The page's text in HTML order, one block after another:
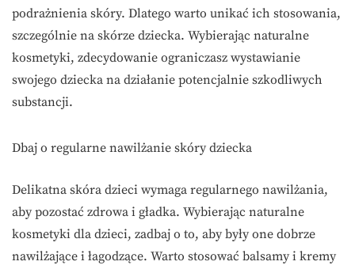
podrażnienia skóry. Dlatego warto unikać ich stosowania,
szczególnie na skórze dziecka. Wybierając naturalne
kosmetyki, zdecydowanie ograniczasz wystawianie
swojego dziecka na działanie potencjalnie szkodliwych
substancji.
Dbaj o regularne nawilżanie skóry dziecka
Delikatna skóra dzieci wymaga regularnego nawilżania,
aby pozostać zdrowa i gładka. Wybierając naturalne
kosmetyki dla dzieci, zadbaj o to, aby były one dobrze
nawilżające i łagodzące. Warto stosować balsamy i kremy